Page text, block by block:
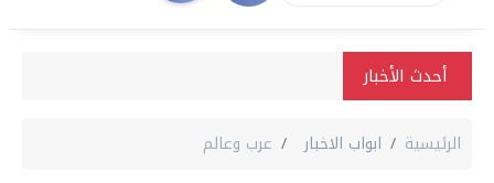
أحدث الأخبار
الرئيسية ابواب الاخبار عرب وعالم